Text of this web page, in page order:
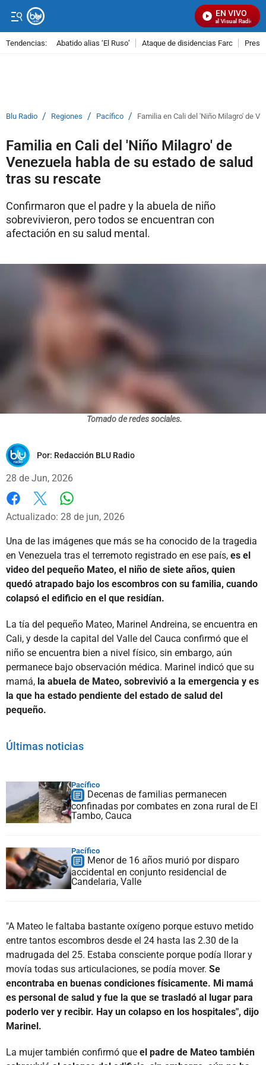
EN VIVO
Señal Visual Radio
Tendencias: Abatido alias ‘El Ruso’ Ataque de disidencias Farc
Blu Radio / Regiones / Pacífico / Familia en Cali del 'Niño Milagro' de
Familia en Cali del 'Niño Milagro' de
Venezuela habla de su estado de salud
tras su rescate
Confirmaron que el padre y la abuela de niño
sobrevivieron, pero todos se encuentran con
afectación en su salud mental.
Tomado de redes sociales.
Por: Redacción BLU Radio
28 de Jun, 2026
Facebook
X
Actualizado: 28 de jun, 2026
Una de las imágenes que más se ha conocido de la tragedia
en Venezuela tras el terremoto registrado en ese país, es el
video del pequeño Mateo, el niño de siete años, quien
quedó atrapado bajo los escombros con su familia, cuando
colapsó el edificio en el que residían.
La tía del pequeño Mateo, Marinel Andreina, se encuentra en
Cali, y desde la capital del Valle del Cauca confirmó que el
niño se encuentra bien a nivel físico, sin embargo, aún
permanece bajo observación médica. Marinel indicó que su
mamá, la abuela de Mateo, sobrevivió a la emergencia y es
la que ha estado pendiente del estado de salud del
pequeño.
Últimas noticias
Pacífico
Decenas de familias permanecen
confinadas por combates en zona rural de El
Tambo, Cauca
Pacífico
Menor de 16 años murió por disparo
accidental en conjunto residencial de
Candelaria, Valle
"A Mateo le faltaba bastante oxígeno porque estuvo metido
entre tantos escombros desde el 24 hasta las 2.30 de la
madrugada del 25. Estaba consciente porque podía llorar y
movía todas sus articulaciones, se podía mover. Se
encontraba en buenas condiciones físicamente. Mi mamá
es personal de salud y fue la que se trasladó al lugar para
poderlo ver y recibir. Hay un colapso en los hospitales", dijo
Marinel.
La mujer también confirmó que el padre de Mateo también